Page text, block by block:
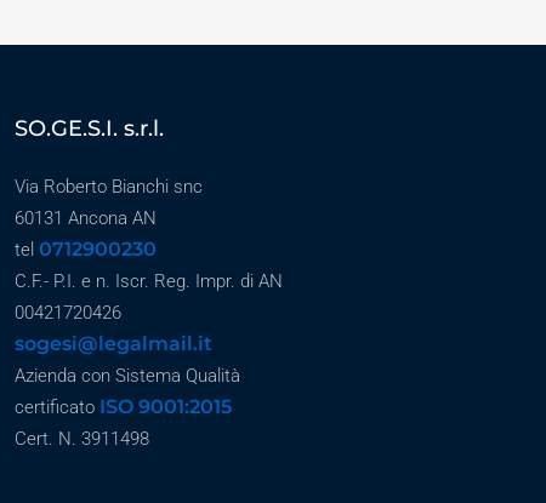
SO.GE.S.I. s.r.l.
Via Roberto Bianchi snc
60131 Ancona AN
tel 0712900230
C.F.- P.I. e n. Iscr. Reg. Impr. di AN
00421720426
sogesi@legalmail.it
Azienda con Sistema Qualità
certificato ISO 9001:2015
Cert. N. 3911498